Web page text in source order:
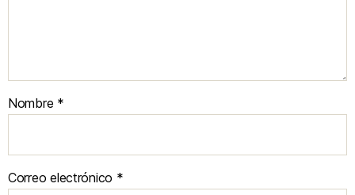
Nombre *
Correo electrónico *